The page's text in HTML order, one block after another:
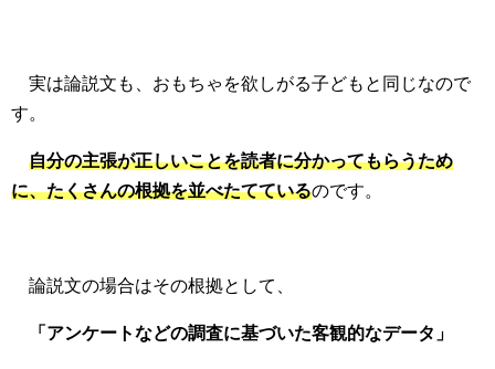
実は論説文も、おもちゃを欲しがる子どもと同じなので
す。
自分の主張が正しいことを読者に分かってもらうため
に、たくさんの根拠を並べたてているのです。
論説文の場合はその根拠として、
「アンケートなどの調査に基づいた客観的なデータ」